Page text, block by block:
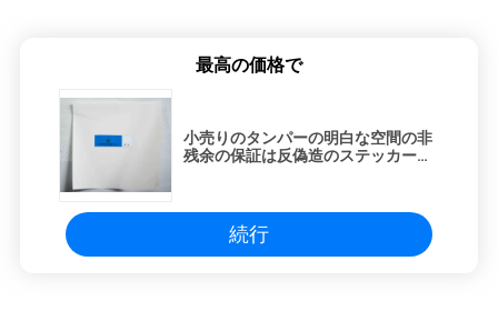
最高の価格で
小売りのタンパーの明白な空間の非
残余の保証は反偽造のステッカーを
続行